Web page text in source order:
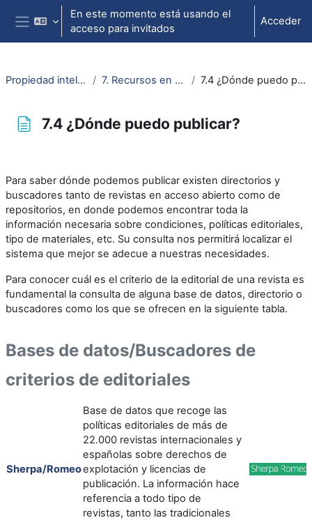
Salta al contenido principal
Panel lateral
En este momento está usando el
acceso para invitados
Acceder
Propiedad intelectual 7. Recursos en abierto 7.4 ¿Dónde puedo publicar?
7.4 ¿Dónde puedo publicar?
Para saber dónde podemos publicar existen directorios y
buscadores tanto de revistas en acceso abierto como de
repositorios, en donde podemos encontrar toda la
información necesaria sobre condiciones, políticas editoriales,
tipo de materiales, etc. Su consulta nos permitirá localizar el
sistema que mejor se adecue a nuestras necesidades.
Para conocer cuál es el criterio de la editorial de una revista es
fundamental la consulta de alguna base de datos, directorio o
buscadores como los que se ofrecen en la siguiente tabla.
Bases de datos/Buscadores de
criterios de editoriales
Sherpa/Romeo
Base de datos que recoge las
políticas editoriales de más de
22.000 revistas internacionales y
españolas sobre derechos de
explotación y licencias de
publicación. La información hace
referencia a todo tipo de
revistas, tanto las tradicionales